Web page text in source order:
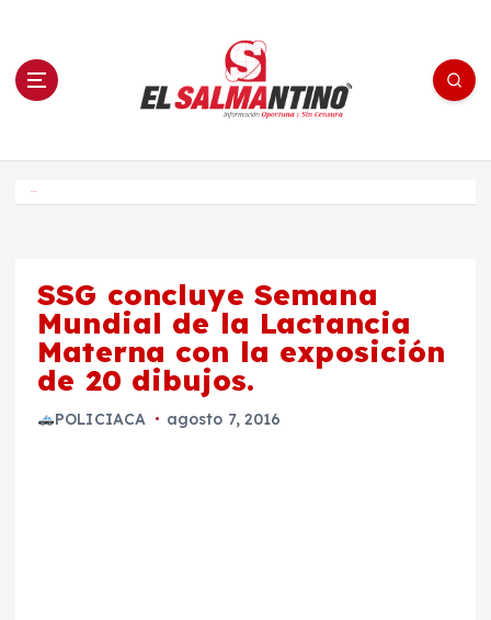
n El Salmantino - medios/noticias/editorial
SSG concluye Semana
Mundial de la Lactancia
Materna con la exposición
de 20 dibujos.
POLICIACA agosto 7, 2016